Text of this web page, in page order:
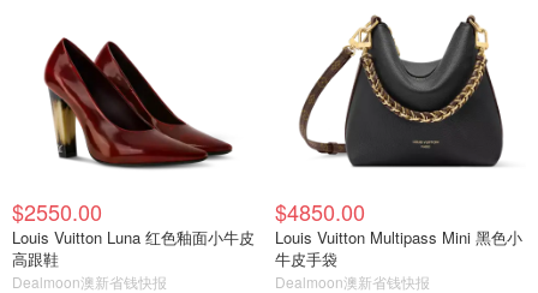
$2550.00
Louis Vuitton Luna 红色釉面小牛皮
高跟鞋
Dealmoon澳新省钱快报
$4850.00
Louis Vuitton Multipass Mini 黑色小
牛皮手袋
Dealmoon澳新省钱快报